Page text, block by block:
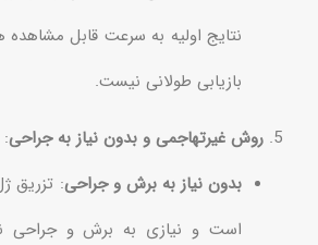
نتایج اولیه به سرعت قابل مشاهده
بازیابی طولانی نیست.
روش غیرتهاجمی و بدون نیاز به جراحی:
بدون نیاز به برش و جراحی: تزریق
است و نیازی به برش و جراحی